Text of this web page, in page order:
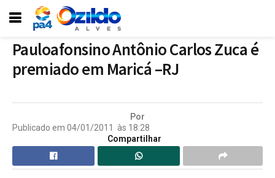
Pauloafonsino Antônio Carlos Zuca é
premiado em Maricá –RJ
Por
Publicado em 04/01/2011 às 18:28
Compartilhar